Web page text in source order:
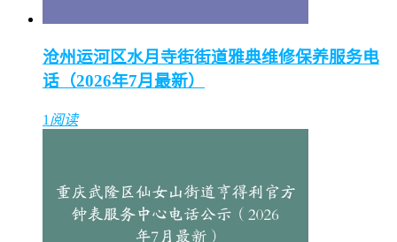
沧州运河区水月寺街街道雅典维修保养服务电
话（2026年7月最新）
1 阅读